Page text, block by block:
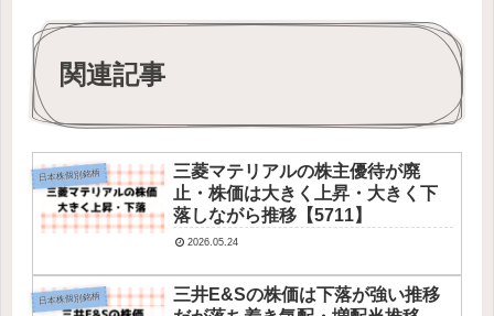
関連記事
日本株個別銘柄
三菱マテリアルの株主優待が廃
止・株価は大きく上昇・大きく下
落しながら推移【5711】
2026.05.24
日本株個別銘柄
三井E&Sの株価は下落が強い推移